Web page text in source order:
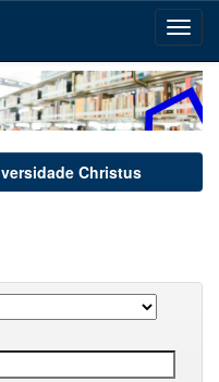
Christus